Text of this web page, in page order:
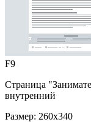
F9
Страница
внутренний
Размер: 260x340